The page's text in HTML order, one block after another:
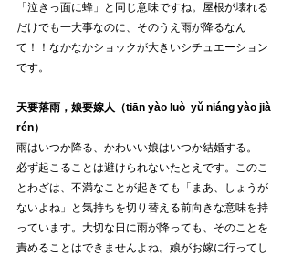
「泣きっ面に蜂」と同じ意味ですね。屋根が壊れる
だけでも一大事なのに、そのうえ雨が降るなん
て！！なかなかショックが大きいシチュエーション
です。
天要落雨，娘要嫁人（tiān yào luò  yǔ niáng yào jià
rén）
雨はいつか降る、かわいい娘はいつか結婚する。
必ず起こることは避けられないたとえです。このこ
とわざは、不満なことが起きても「まあ、しょうが
ないよね」と気持ちを切り替える前向きな意味を持
っています。大切な日に雨が降っても、そのことを
責めることはできませんよね。娘がお嫁に行ってし